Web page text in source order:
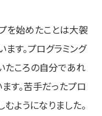
を始めたことは大袈
す。プログラミング
たころの自分であれ
す。苦手だったプロ
ようになりました。